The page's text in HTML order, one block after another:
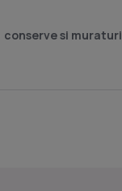
conserve si muraturi